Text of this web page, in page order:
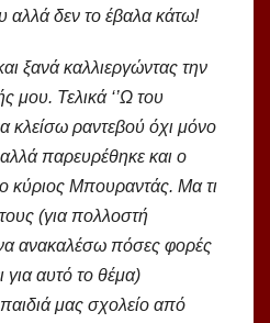
αλλά δεν το έβαλα κάτω!
ξανά καλλιεργώντας την
μου. Τελικά ‘’Ω του
κλείσω ραντεβού όχι μόνο
παρευρέθηκε και ο
κύριος Μπουραντάς. Μα τι
(για πολλοστή
ανακαλέσω πόσες φορές
για αυτό το θέμα)
μας σχολείο από